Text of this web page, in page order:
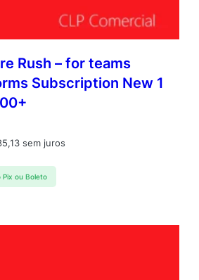
Rush – for teams
Subscription New 1
sem juros
Pix ou Boleto